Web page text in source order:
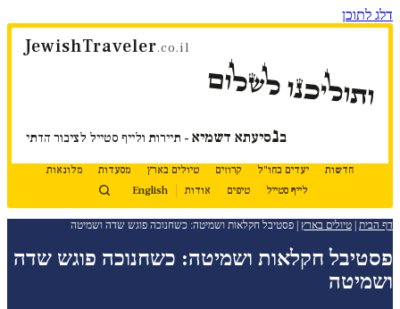
דלג לתוכן
JewishTraveler.co.il
ותוליכנו לשלום
בנסיעתא דשמיא - תיירות ולייף סטייל לציבור הדתי
חדשות יעדים בחו"ל קרוזים טיולים בארץ מסעדות
מלונאות
לייף סטייל
טיפים אודות English
דף הבית טיולים בארץ פסטיבל חקלאות ושמיטה: כשחנוכה פוגש שדה ושמיטה
פסטיבל חקלאות ושמיטה: כשחנוכה פוגש שדה
ושמיטה